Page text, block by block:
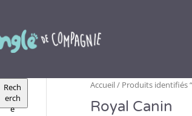
Accueil/ Produits identifiés
Royal Canin
Rech
erch
e